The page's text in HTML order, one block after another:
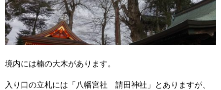
境内には楠の大木があります。
入り口の立札には「八幡宮社 請田神社」とありますが、